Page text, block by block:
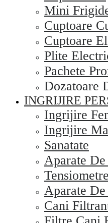
Mini
Cuptoare
Cuptoare
Plite
Pachete
Dozatoare
INGRIJIRE
Ingrijire
Ingrijire
Sanatate
Aparate
Tensiometre
Aparate
Cani